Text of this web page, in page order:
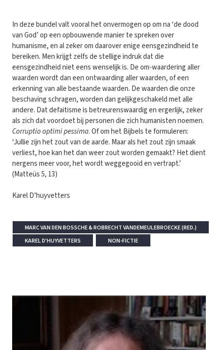
In deze bundel valt vooral het onvermogen op om na ‘de dood
van God’ op een opbouwende manier te spreken over
humanisme, en al zeker om daarover enige eensgezindheid te
bereiken. Men krijgt zelfs de stellige indruk dat die
eensgezindheid niet eens wenselijk is. De om-waardering aller
waarden wordt dan een ontwaarding aller waarden, of een
erkenning van alle bestaande waarden. De waarden die onze
beschaving schragen, worden dan gelijkgeschakeld met alle
andere. Dat defaitisme is betreurenswaardig en ergerlijk, zeker
als zich dat voordoet bij personen die zich humanisten noemen.
Corruptio optimi pessima. Of om het Bijbels te formuleren:
‘Jullie zijn het zout van de aarde. Maar als het zout zijn smaak
verliest, hoe kan het dan weer zout worden gemaakt? Het dient
nergens meer voor, het wordt weggegooid en vertrapt.’
(Matteüs 5, 13)
Karel D’huyvetters
MARC VAN DEN BOSSCHE & ROBRECHT VANDEMEULEBROECKE (RED.)
KAREL D'HUYVETTERS
NON-FICTIE